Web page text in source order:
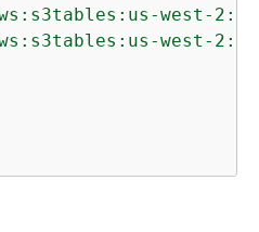
west-
west-